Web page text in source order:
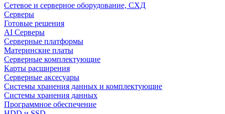
Сетевое и серверное оборудование, СХД
Cерверы
Готовые решения
AI Серверы
Серверные платформы
Материнские платы
Серверные комплектующие
Карты расширения
Серверные аксесуары
Системы хранения данных и комплектующие
Системы хранения данных
Программное обеспечение